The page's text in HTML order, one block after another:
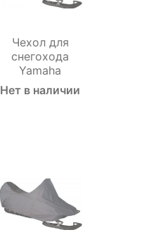
Чехол для
снегохода
Yamaha
Нет в наличии